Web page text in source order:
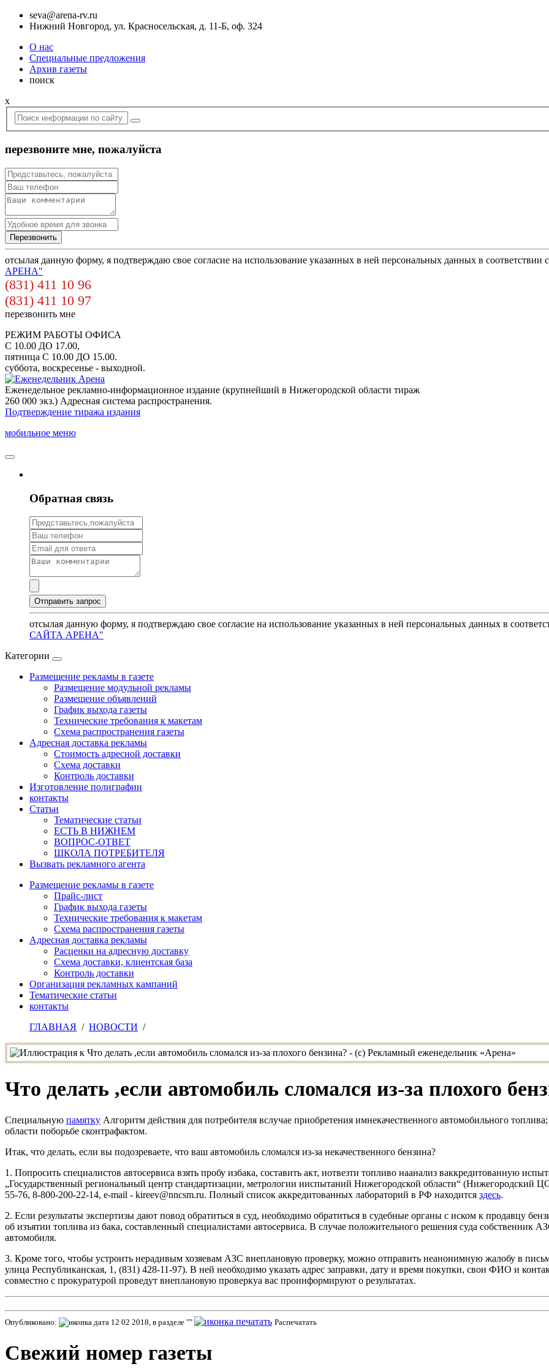
seva@arena-rv.ru
Нижний Новгород, ул. Красносельская, д. 11-Б, оф. 324
О нас
Специальные предложения
Архив газеты
поиск
x
перезвоните мне, пожалуйста
отсылая данную форму, я подтверждаю свое согласие на использование указанных в ней персональных данных в соответствии
АРЕНА"
(831) 411 10 96
(831) 411 10 97
перезвонить мне
РЕЖИМ РАБОТЫ ОФИСА
С 10.00 ДО 17.00,
пятница С 10.00 ДО 15.00.
суббота, воскресенье - выходной.
Еженедельное рекламно-информационное издание (крупнейший в Нижегородской области тираж
260 000 экз.) Адресная система распространения.
Подтверждение тиража издания
мобильное меню
Обратная связь
отсылая данную форму, я подтверждаю свое согласие на использование указанных в ней персональных данных в
САЙТА АРЕНА"
Категории
Размещение рекламы в газете
Размещение модульной рекламы
Размещение объявлений
График выхода газеты
Технические требования к макетам
Схема распространения газеты
Адресная доставка рекламы
Стоимость адресной доставки
Схема доставки
Контроль доставки
Изготовление полиграфии
контакты
Статьи
Тематические статьи
ЕСТЬ В НИЖНЕМ
ВОПРОС-ОТВЕТ
ШКОЛА ПОТРЕБИТЕЛЯ
Вызвать рекламного агента
Размещение рекламы в газете
Прайс-лист
График выхода газеты
Технические требования к макетам
Схема распространения газеты
Адресная доставка рекламы
Расценки на адресную доставку
Схема доставки, клиентская база
Контроль доставки
Организация рекламных кампаний
Тематические статьи
контакты
ГЛАВНАЯ / НОВОСТИ /
Что делать ,если автомобиль сломался из-за плохого
Специальную памятку Алгоритм действия для потребителя вслучае приобретения имнекачественного автомобильного
области поборьбе сконтрафактом.
Итак, что делать, если вы подозреваете, что ваш автомобиль сломался из-за некачественного бензина?
1. Попросить специалистов автосервиса взять пробу избака, составить акт, иотвезти топливо наанализ ваккредитованную
„Государственный региональный центр стандартизации, метрологии ииспытаний Нижегородской области“ (Нижегородский
55-76, 8-800-200-22-14, e-mail - kireev@nncsm.ru. Полный список аккредитованных лабораторий в РФ находится здесь.
2. Если результаты экспертизы дают повод обратиться в суд, необходимо обратиться в судебные органы с иском к продавцу
об изъятии топлива из бака, составленный специалистами автосервиса. В случае положительного решения суда собственник
автомобиля.
3. Кроме того, чтобы устроить нерадивым хозяевам АЗС внеплановую проверку, можно отправить неанонимную жалобу в
улица Республиканская, 1, (831) 428-11-97). В ней необходимо указать адрес заправки, дату и время покупки, свои ФИО и
совместно с прокуратурой проведут внеплановую проверкуа вас проинформируют о результатах.
Опубликовано: 12 02 2018, в разделе "" Распечатать
Свежий номер газеты